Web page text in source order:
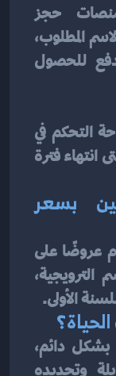
يمكنك شراء الدومين عبر منصات حجز
أين يمكنني شراء دومين بسعر
الأولى.